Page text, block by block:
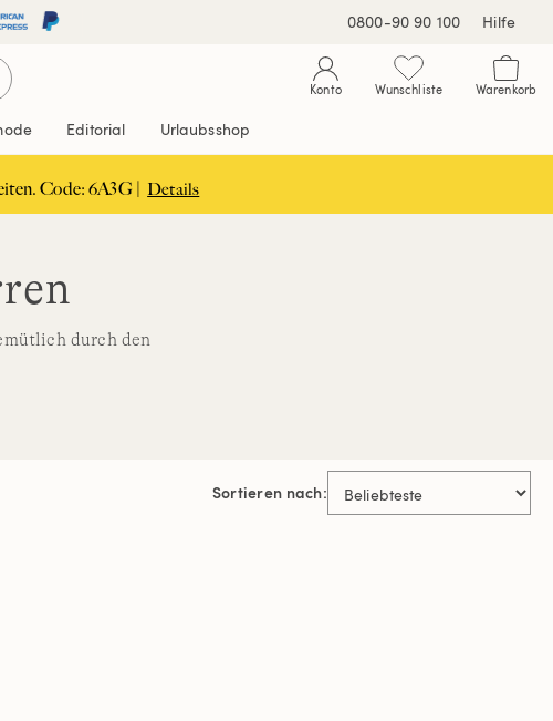
0800-90 90 100 Hilfe
Konto Wunschliste Warenkorb
Editorial Urlaubsshop
Code: 6A3G | Details
durch den
Sortieren nach: